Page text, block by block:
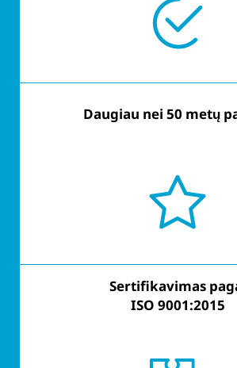
Daugiau nei 50 metų
Pagal užsakymą
Sertifikavimas
ISO 9001:2015
Sertifikavimas
ISO 9001:2015